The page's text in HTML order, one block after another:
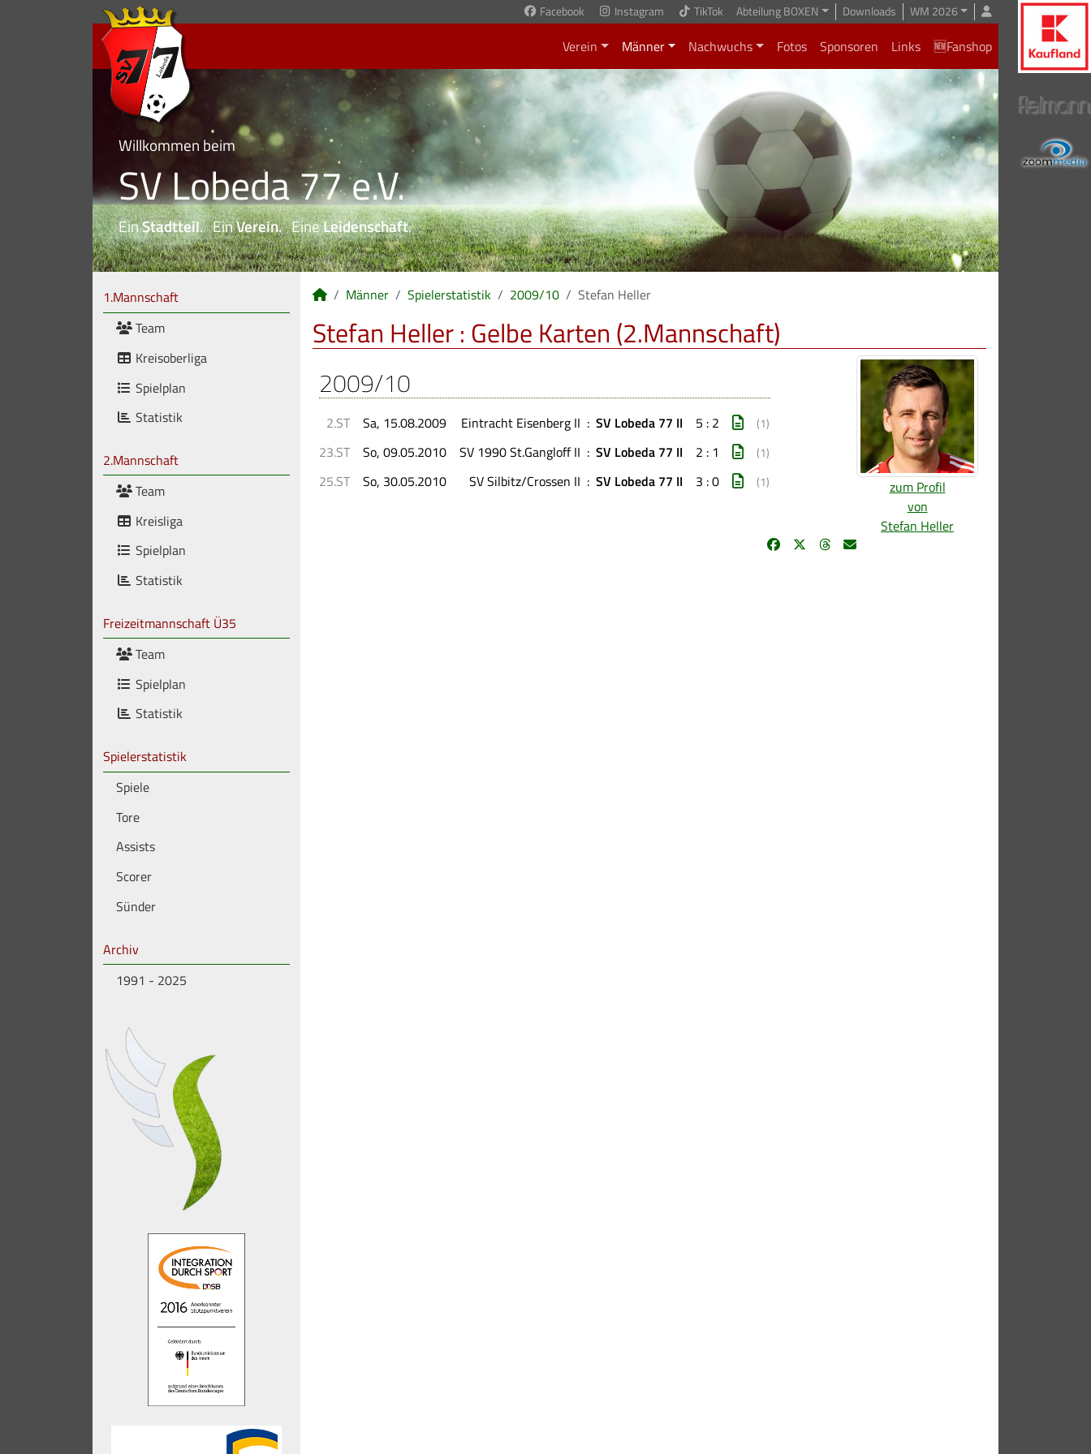
Facebook Instagram TikTok Abteilung BOXEN Downloads WM 2026
Verein Männer Nachwuchs Fotos Sponsoren Links 🆕Fanshop
Willkommen beim
SV Lobeda 77 e.V.
EinStadtteil. EinVerein. EineLeidenschaft.
1.Mannschaft
Team
Kreisoberliga
Spielplan
Statistik
2.Mannschaft
Team
Kreisliga
Spielplan
Statistik
Freizeitmannschaft Ü35
Team
Spielplan
Statistik
Spielerstatistik
Spiele
Tore
Assists
Scorer
Sünder
Archiv
1991 - 2025
Männer Spielerstatistik 2009/10 Stefan Heller
Stefan Heller : Gelbe Karten (2.Mannschaft)
zum Profil
von
Stefan Heller
2009/10
2.ST Sa, 15.08.2009 Eintracht Eisenberg II : SV Lobeda 77 II 5 : 2 (1)
23.ST So, 09.05.2010 SV 1990 St.Gangloff II : SV Lobeda 77 II 2 : 1 (1)
25.ST So, 30.05.2010 SV Silbitz/Crossen II : SV Lobeda 77 II 3 : 0 (1)